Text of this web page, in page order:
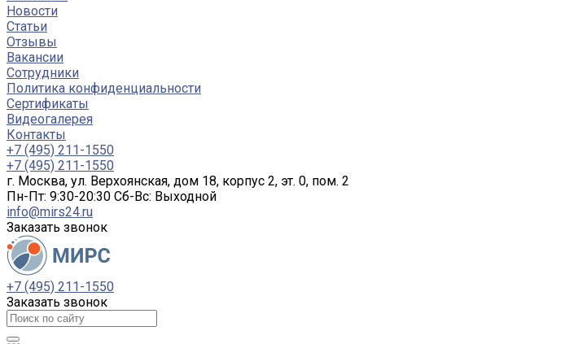
Новости
Статьи
Отзывы
Вакансии
Сотрудники
Политика конфиденциальности
Сертификаты
Видеогалерея
Контакты
+7 (495) 211-1550
+7 (495) 211-1550
г. Москва, ул. Верхоянская, дом 18, корпус 2, эт. 0, пом. 2
Пн-Пт: 9:30-20:30 Cб-Вс: Выходной
info@mirs24.ru
Заказать звонок
+7 (495) 211-1550
Заказать звонок